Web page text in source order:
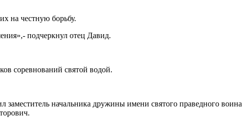
на честную борьбу.
подчеркнул отец Давид.
соревнований святой водой.
начальника дружины имени святого праведного воина